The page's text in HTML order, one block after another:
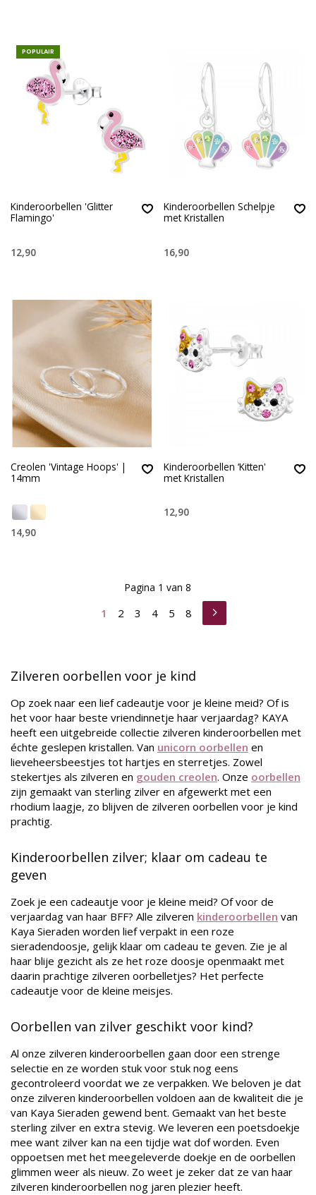
POPULAIR
Kinderoorbellen 'Glitter
Flamingo'
12,90
Kinderoorbellen Schelpje
met Kristallen
16,90
Creolen 'Vintage Hoops' |
14mm
14,90
Kinderoorbellen ‘Kitten'
met Kristallen
12,90
1 2 3 4 5 8
Pagina 1 van 8
Zilveren oorbellen voor je kind
Op zoek naar een lief cadeautje voor je kleine meid? Of is
het voor haar beste vriendinnetje haar verjaardag? KAYA
heeft een uitgebreide collectie zilveren kinderoorbellen met
échte geslepen kristallen. Van unicorn oorbellen en
lieveheersbeestjes tot hartjes en sterretjes. Zowel
stekertjes als zilveren en gouden creolen. Onze oorbellen
zijn gemaakt van sterling zilver en afgewerkt met een
rhodium laagje, zo blijven de zilveren oorbellen voor je kind
prachtig.
Kinderoorbellen zilver; klaar om cadeau te
geven
Zoek je een cadeautje voor je kleine meid? Of voor de
verjaardag van haar BFF? Alle zilveren kinderoorbellen van
Kaya Sieraden worden lief verpakt in een roze
sieradendoosje, gelijk klaar om cadeau te geven. Zie je al
haar blije gezicht als ze het roze doosje openmaakt met
daarin prachtige zilveren oorbelletjes? Het perfecte
cadeautje voor de kleine meisjes.
Oorbellen van zilver geschikt voor kind?
Al onze zilveren kinderoorbellen gaan door een strenge
selectie en ze worden stuk voor stuk nog eens
gecontroleerd voordat we ze verpakken. We beloven je dat
onze zilveren kinderoorbellen voldoen aan de kwaliteit die je
van Kaya Sieraden gewend bent. Gemaakt van het beste
sterling zilver en extra stevig. We leveren een poetsdoekje
mee want zilver kan na een tijdje wat dof worden. Even
oppoetsen met het meegeleverde doekje en de oorbellen
glimmen weer als nieuw. Zo weet je zeker dat ze van haar
zilveren kinderoorbellen nog jaren plezier heeft.